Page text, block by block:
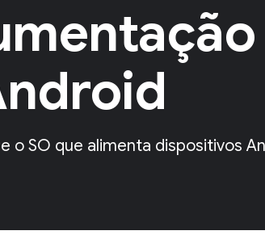
o SO que alimenta dispositivos